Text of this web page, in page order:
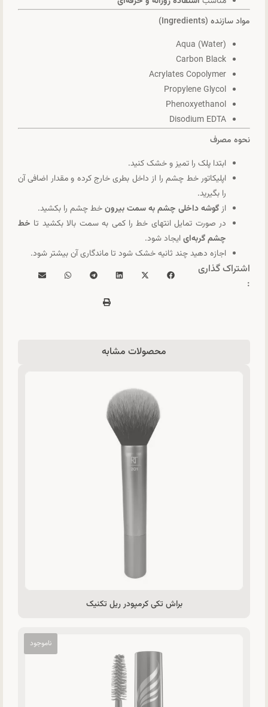
مواد سازنده (Ingredients)
Aqua (Water)
Carbon Black
Acrylates Copolymer
Propylene Glycol
Phenoxyethanol
Disodium EDTA
نحوه مصرف
ابتدا پلک را تمیز و خشک کنید.
اپلیکاتور خط چشم را از داخل بطری خارج کرده و مقدار اضافی آن
را بگیرید.
ازگوشه داخلی چشم به سمت بیرونخط چشم را بکشید.
در صورت تمایل انتهای خط را کمی به سمت بالا بکشید تا خط
چشم گربه‌ایایجاد شود.
اجازه دهید چند ثانیه خشک شود تا ماندگاری آن بیشتر شود.
اشتراک گذاری
:
محصولات مشابه
براش تکی کرمپودر ریل تکنیک